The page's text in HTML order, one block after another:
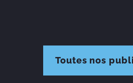
Toutes nos